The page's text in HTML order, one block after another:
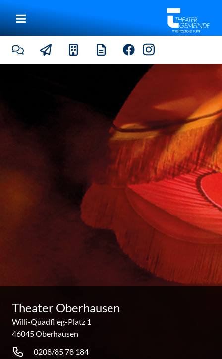
Theater Oberhausen
Willi-Quadflieg-Platz 1
46045 Oberhausen
0208/85 78 184